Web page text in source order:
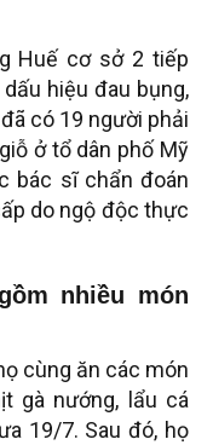
Huế cơ sở 2 tiếp
hiệu đau bụng,
có 19 người phải
ở tổ dân phố Mỹ
bác sĩ chẩn đoán
do ngộ độc thực
nhiều món
cùng ăn các món
gà nướng, lẩu cá
19/7. Sau đó, họ